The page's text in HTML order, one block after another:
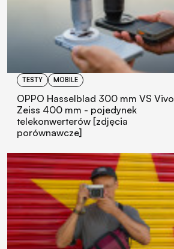
TESTY MOBILE
OPPO Hasselblad 300 mm VS Vivo
Zeiss 400 mm - pojedynek
telekonwerterów [zdjęcia
porównawcze]